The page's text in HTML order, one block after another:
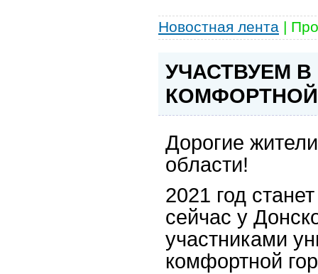
Новостная лента |
УЧАСТВУЕМ
Дорогие
области!
2021 год
сейчас у
участниками
комфортной